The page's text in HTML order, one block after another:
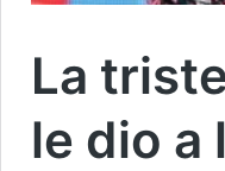
La
le dio a